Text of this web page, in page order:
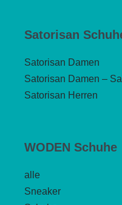
Satorisan
Satorisan Damen
Satorisan Damen –
Satorisan Herren
WODEN Schuhe
alle
Sneaker